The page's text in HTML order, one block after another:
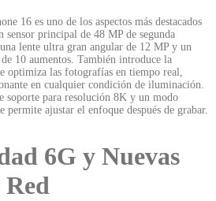
16 es uno de los aspectos más destacados
principal de 48 MP de segunda
lente ultra gran angular de 12 MP y un
10 aumentos. También introduce la
optimiza las fotografías en tiempo real,
en cualquier condición de iluminación.
soporte para resolución 8K y un modo
ajustar el enfoque después de grabar.
6G y Nuevas
Red